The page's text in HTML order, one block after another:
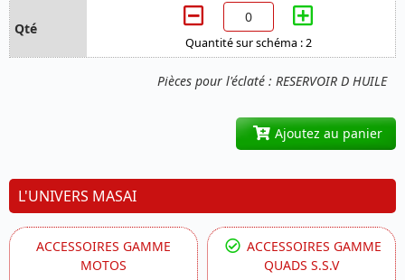
Pièces pour l'éclaté : RESERVOIR D HUILE
Quantité sur schéma : 2
Ajoutez au panier
L'UNIVERS MASAI
ACCESSOIRES GAMME
MOTOS
ACCESSOIRES GAMME
QUADS S.S.V